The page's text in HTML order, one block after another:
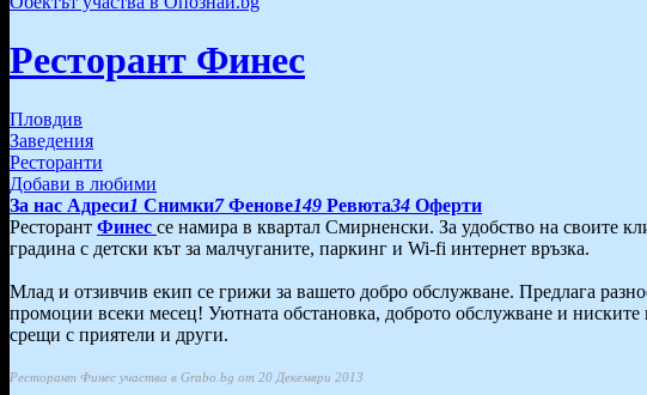
Ресторант Финес
Пловдив
Заведения
Ресторанти
Добави в любими
За нас Адреси1 Снимки7 Фенове149 Ревюта34 Оферти
Ресторант Финес се намира в квартал Смирненски. За удобство на своите
градина с детски кът за малчуганите, паркинг и Wi-fi интернет връзка.
Млад и отзивчив екип се грижи за вашето добро обслужване. Предлага
промоции всеки месец! Уютната обстановка, доброто обслужване и
срещи с приятели и други.
Ресторант Финес участва в Grabo.bg от 20 Декември 2013